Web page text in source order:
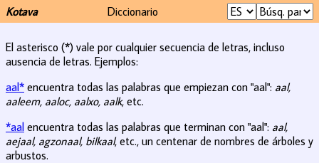
Kotava Diccionario
El asterisco (*) vale por cualquier secuencia de letras, incluso
ausencia de letras. Ejemplos:
aal* encuentra todas las palabras que empiezan con "aal": aal,
aaleem, aaloc, aalxo, aalk, etc.
*aal encuentra todas las palabras que terminan con "aal": aal,
aejaal, agzonaal, bilkaal, etc., un centenar de nombres de árboles y
arbustos.